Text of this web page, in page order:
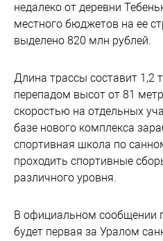
недалеко от деревни
местного бюджетов на ее
выделено 820 млн рублей.
Длина трассы составит 1,2
перепадом высот от 81
скоростью на отдельных
базе нового комплекса
спортивная школа по
проходить спортивные
различного уровня.
В официальном сообщении
будет первая за Уралом